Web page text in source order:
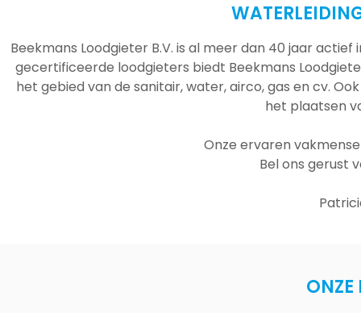
Beekmans Loodgieter B.V. is al meer dan 40 jaar
gecertificeerde loodgieters biedt Beekmans
het gebied van de sanitair, water, airco, gas en cv.
het plaatsen
Onze ervaren
Bel ons gerust
ONZE